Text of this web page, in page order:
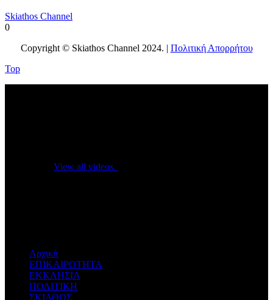
Skiathos Channel
0
Copyright © Skiathos Channel 2024. | Πολιτική Απορρήτου
Top
View all videos
Αρχική
ΕΠΙΚΑΙΡΟΤΗΤΑ
ΕΚΚΛΗΣΙΑ
ΠΟΛΙΤΙΚΗ
ΣΚΙΑΘΟΣ